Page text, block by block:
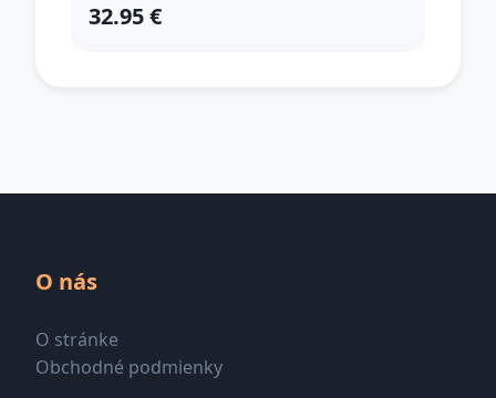
32.95 €
O nás
O stránke
Obchodné podmienky